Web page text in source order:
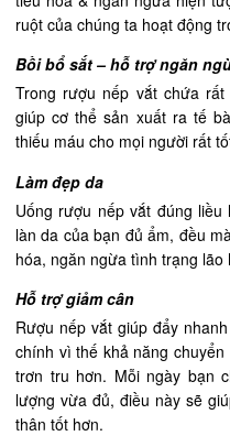
ruột của chúng ta hoạt động
Bồi bổ sắt – hỗ trợ ngăn
Trong rượu nếp vắt chứa
giúp cơ thể sản xuất ra tế
thiếu máu cho mọi người rất
Làm đẹp da
Uống rượu nếp vắt đúng
làn da của bạn đủ ẩm, đều
hóa, ngăn ngừa tình trạng lão
Hỗ trợ giảm cân
Rượu nếp vắt giúp đẩy
chính vì thế khả năng
trơn tru hơn. Mỗi ngày bạn
lượng vừa đủ, điều này sẽ
thân tốt hơn.